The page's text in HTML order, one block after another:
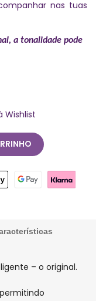
nas tuas
a tonalidade pode
Wishlist
– o original.